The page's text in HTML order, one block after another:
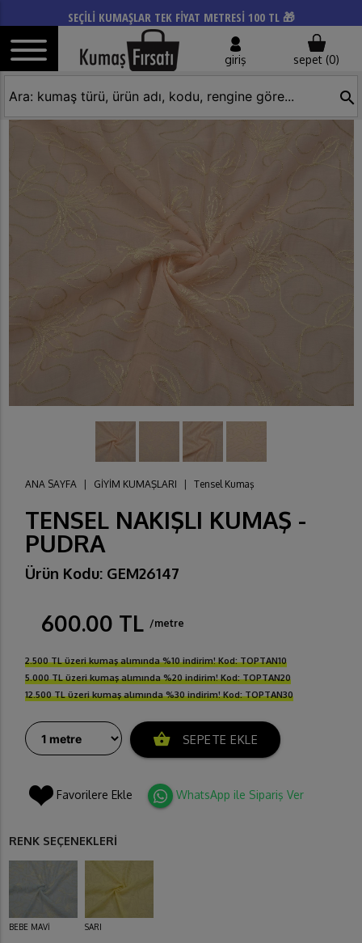
SEÇİLİ KUMAŞLAR TEK FİYAT METRESİ 100 TL 🎁
giriş sepet (0)
search
ANA SAYFA GİYİM KUMAŞLARI Tensel Kumaş
TENSEL NAKIŞLI KUMAŞ -
PUDRA
Ürün Kodu: GEM26147
600.00 TL /metre
2.500 TL üzeri kumaş alımında %10 indirim! Kod: TOPTAN10
5.000 TL üzeri kumaş alımında %20 indirim! Kod: TOPTAN20
12.500 TL üzeri kumaş alımında %30 indirim! Kod: TOPTAN30
shopping_basket SEPETE EKLE
Favorilere Ekle WhatsApp ile Sipariş Ver
RENK SEÇENEKLERİ
BEBE MAVİ SARI